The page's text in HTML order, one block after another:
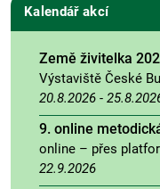
Kalendář akcí
Země živitelka
Výstaviště České
20.8.2026 -
9. online
online – přes
22.9.2026